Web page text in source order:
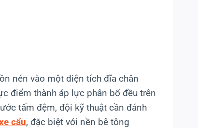
nén vào một diện tích đĩa chân
điểm thành áp lực phân bố đều trên
tấm đệm, đội kỹ thuật cần đánh
cẩu, đặc biệt với nền bê tông